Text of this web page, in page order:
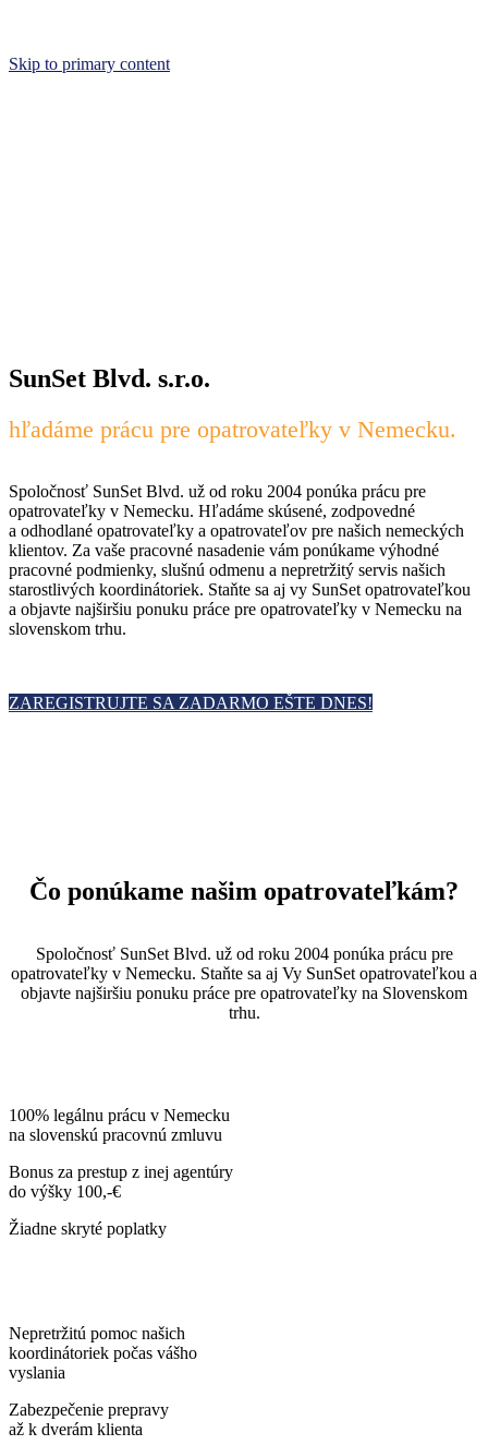
Skip to primary content
SunSet Blvd. s.r.o.
hľadáme prácu pre opatrovateľky v Nemecku.
Spoločnosť SunSet Blvd. už od roku 2004 ponúka prácu pre
opatrovateľky v Nemecku. Hľadáme skúsené, zodpovedné
a odhodlané opatrovateľky a opatrovateľov pre našich nemeckých
klientov. Za vaše pracovné nasadenie vám ponúkame výhodné
pracovné podmienky, slušnú odmenu a nepretržitý servis našich
starostlivých koordinátoriek. Staňte sa aj vy SunSet opatrovateľkou
a objavte najširšiu ponuku práce pre opatrovateľky v Nemecku na
slovenskom trhu.
ZAREGISTRUJTE SA ZADARMO EŠTE DNES!
Čo ponúkame našim opatrovateľkám?
Spoločnosť SunSet Blvd. už od roku 2004 ponúka prácu pre
opatrovateľky v Nemecku. Staňte sa aj Vy SunSet opatrovateľkou a
objavte najširšiu ponuku práce pre opatrovateľky na Slovenskom
trhu.
100% legálnu prácu v Nemecku
na slovenskú pracovnú zmluvu
Bonus za prestup z inej agentúry
do výšky 100,-€
Žiadne skryté poplatky
Nepretržitú pomoc našich
koordinátoriek počas vášho
vyslania
Zabezpečenie prepravy
až k dverám klienta